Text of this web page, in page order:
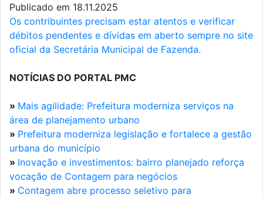
Publicado em 18.11.2025
Os contribuintes precisam estar atentos e verificar
débitos pendentes e dívidas em aberto sempre no site
oficial da Secretária Municipal de Fazenda.
NOTÍCIAS DO PORTAL PMC
» Mais agilidade: Prefeitura moderniza serviços na
área de planejamento urbano
» Prefeitura moderniza legislação e fortalece a gestão
urbana do município
» Inovação e investimentos: bairro planejado reforça
vocação de Contagem para negócios
» Contagem abre processo seletivo para